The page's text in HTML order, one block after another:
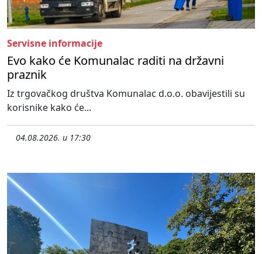
Servisne informacije
Evo kako će Komunalac raditi na državni
praznik
Iz trgovačkog društva Komunalac d.o.o. obavijestili su
korisnike kako će...
04.08.2026. u 17:30